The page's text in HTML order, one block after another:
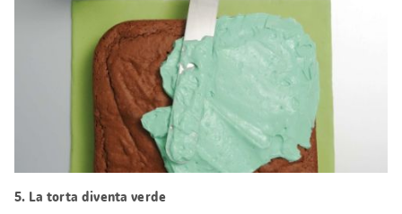
5. La torta diventa verde